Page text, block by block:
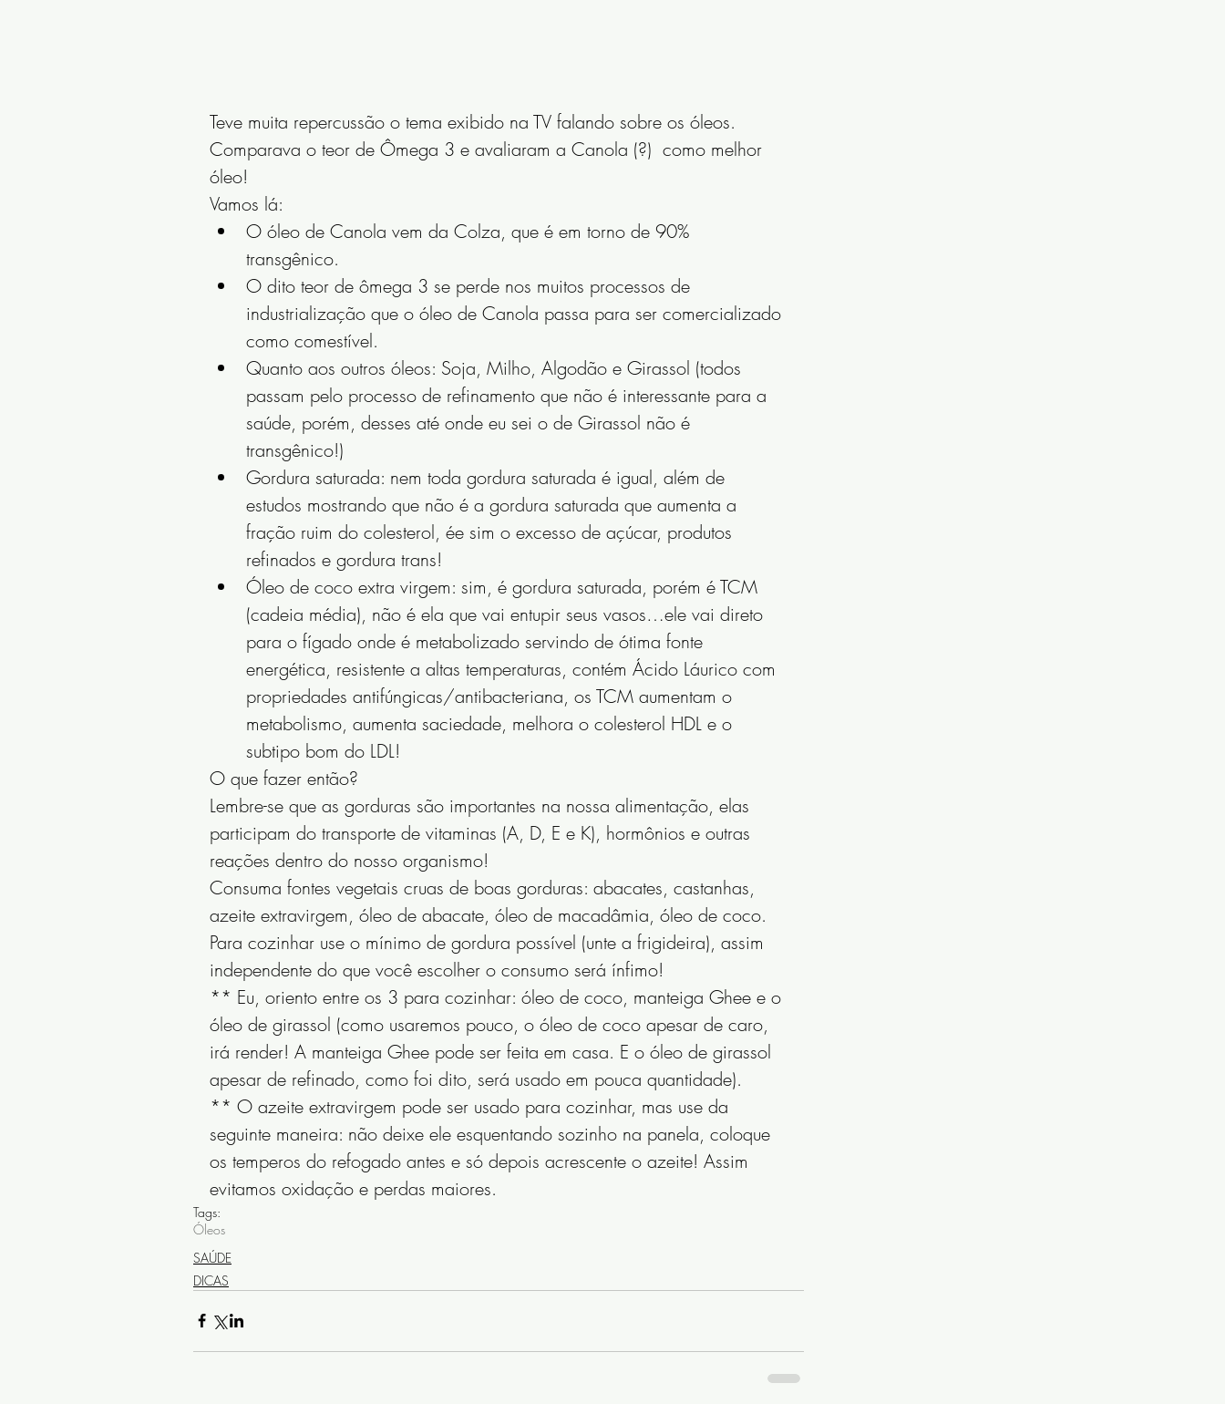
Teve muita repercussão o tema exibido na TV falando sobre os óleos.
Comparava o teor de Ômega 3 e avaliaram a Canola (?)  como melhor
óleo!
Vamos lá:
O óleo de Canola vem da Colza, que é em torno de 90%
transgênico.
O dito teor de ômega 3 se perde nos muitos processos de
industrialização que o óleo de Canola passa para ser comercializado
como comestível.
Quanto aos outros óleos: Soja, Milho, Algodão e Girassol (todos
passam pelo processo de refinamento que não é interessante para a
saúde, porém, desses até onde eu sei o de Girassol não é
transgênico!)
Gordura saturada: nem toda gordura saturada é igual, além de
estudos mostrando que não é a gordura saturada que aumenta a
fração ruim do colesterol, ée sim o excesso de açúcar, produtos
refinados e gordura trans!
Óleo de coco extra virgem: sim, é gordura saturada, porém é TCM
(cadeia média), não é ela que vai entupir seus vasos…ele vai direto
para o fígado onde é metabolizado servindo de ótima fonte
energética, resistente a altas temperaturas, contém Ácido Láurico com
propriedades antifúngicas/antibacteriana, os TCM aumentam o
metabolismo, aumenta saciedade, melhora o colesterol HDL e o
subtipo bom do LDL!
O que fazer então?
Lembre-se que as gorduras são importantes na nossa alimentação, elas
participam do transporte de vitaminas (A, D, E e K), hormônios e outras
reações dentro do nosso organismo!
Consuma fontes vegetais cruas de boas gorduras: abacates, castanhas,
azeite extravirgem, óleo de abacate, óleo de macadâmia, óleo de coco.
Para cozinhar use o mínimo de gordura possível (unte a frigideira), assim
independente do que você escolher o consumo será ínfimo!
** Eu, oriento entre os 3 para cozinhar: óleo de coco, manteiga Ghee e o
óleo de girassol (como usaremos pouco, o óleo de coco apesar de caro,
irá render! A manteiga Ghee pode ser feita em casa. E o óleo de girassol
apesar de refinado, como foi dito, será usado em pouca quantidade).
** O azeite extravirgem pode ser usado para cozinhar, mas use da
seguinte maneira: não deixe ele esquentando sozinho na panela, coloque
os temperos do refogado antes e só depois acrescente o azeite! Assim
evitamos oxidação e perdas maiores.
Tags:
Óleos
SAÚDE
DICAS